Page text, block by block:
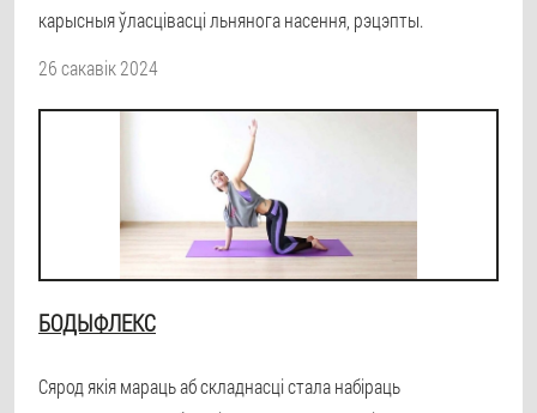
карысныя ўласцівасці льнянога насення, рэцэпты.
26 сакавік 2024
БОДЫФЛЕКС
Сярод якія мараць аб складнасці стала набіраць